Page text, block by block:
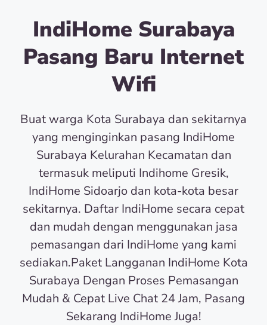
IndiHome Surabaya
Pasang Baru Internet
Wifi
Buat warga Kota Surabaya dan sekitarnya
yang menginginkan pasang IndiHome
Surabaya Kelurahan Kecamatan dan
termasuk meliputi Indihome Gresik,
IndiHome Sidoarjo dan kota-kota besar
sekitarnya. Daftar IndiHome secara cepat
dan mudah dengan menggunakan jasa
pemasangan dari IndiHome yang kami
sediakan.Paket Langganan IndiHome Kota
Surabaya Dengan Proses Pemasangan
Mudah & Cepat Live Chat 24 Jam, Pasang
Sekarang IndiHome Juga!